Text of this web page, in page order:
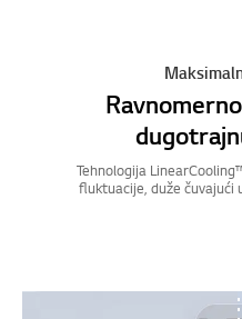
Tehnologija
fluktuacije, duže čuvajući